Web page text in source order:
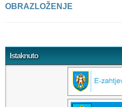
OBRAZLOŽENJE
Istaknuto